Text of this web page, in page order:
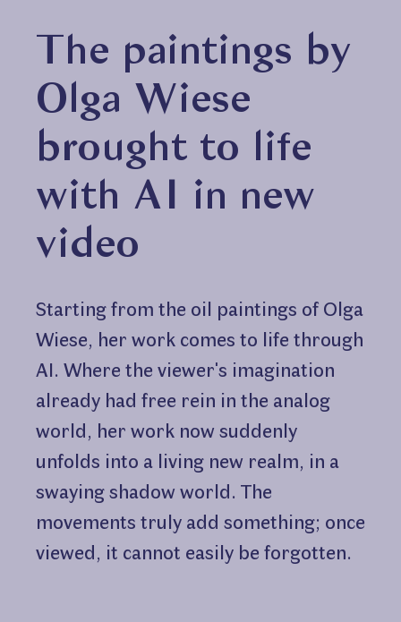
The paintings by
Olga Wiese
brought to life
with AI in new
video
Starting from the oil paintings of Olga
Wiese, her work comes to life through
AI. Where the viewer's imagination
already had free rein in the analog
world, her work now suddenly
unfolds into a living new realm, in a
swaying shadow world. The
movements truly add something; once
viewed, it cannot easily be forgotten.